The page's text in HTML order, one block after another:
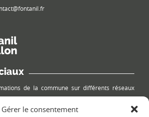
Gérer le consentement
de la commune sur différents réseaux